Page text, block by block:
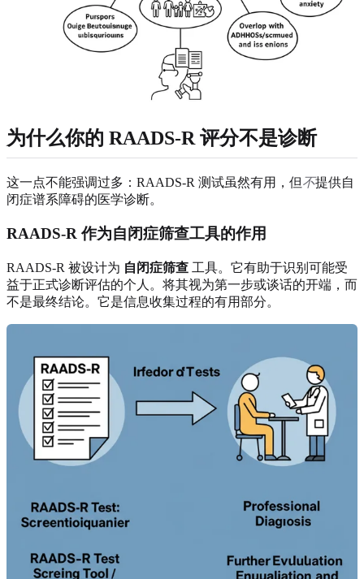
为什么你的 RAADS-R 评分不是诊断
这一点不能强调过多：RAADS-R 测试虽然有用，但不提供自
闭症谱系障碍的医学诊断。
RAADS-R 作为自闭症筛查工具的作用
RAADS-R 被设计为 自闭症筛查 工具。它有助于识别可能受
益于正式诊断评估的个人。将其视为第一步或谈话的开端，而
不是最终结论。它是信息收集过程的有用部分。